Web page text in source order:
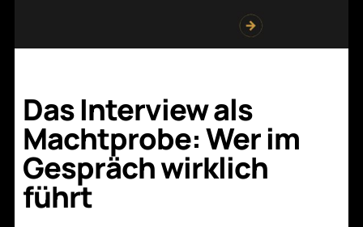
Das Interview als
Machtprobe: Wer im
Gespräch wirklich
führt